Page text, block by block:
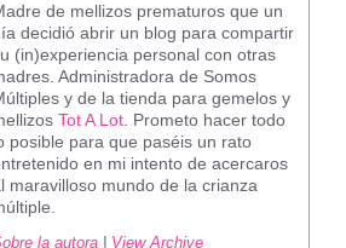
de mellizos prematuros que un
decidió abrir un blog para compartir
(in)experiencia personal con otras
Administradora de Somos
y de la tienda para gemelos y
Tot A Lot. Prometo hacer todo
posible para que paséis un rato
en mi intento de acercaros
maravilloso mundo de la crianza
la autora | View Archive